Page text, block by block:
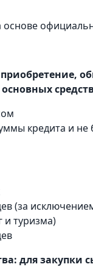
кредита и не
(за
и туризма)
для закупки